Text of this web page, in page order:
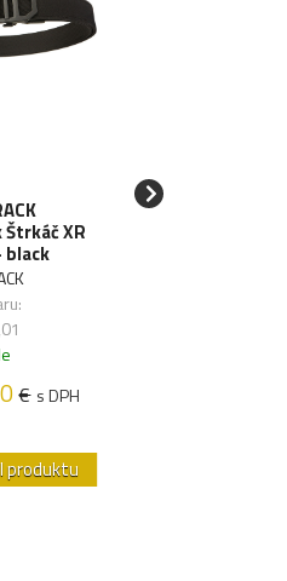
XR
black
€ s DPH
produktu